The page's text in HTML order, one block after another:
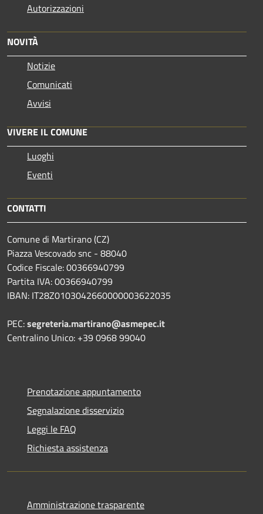
Autorizzazioni
NOVITÀ
Notizie
Comunicati
Avvisi
VIVERE IL COMUNE
Luoghi
Eventi
CONTATTI
Comune di Martirano (CZ)
Piazza Vescovado snc - 88040
Codice Fiscale: 00366940799
Partita IVA: 00366940799
IBAN: IT28Z0103042660000003622035
PEC:segreteria.martirano@asmepec.it
Centralino Unico: +39 0968 99040
Prenotazione appuntamento
Segnalazione disservizio
Leggi le FAQ
Richiesta assistenza
Amministrazione trasparente